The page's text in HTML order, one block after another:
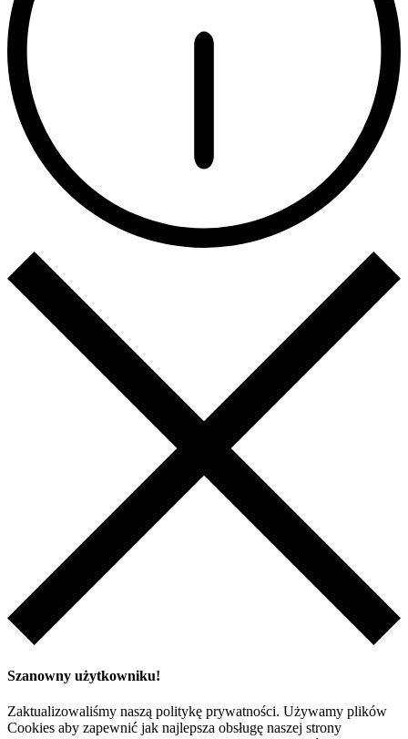
Szanowny użytkowniku!
Zaktualizowaliśmy naszą politykę prywatności. Używamy plików
Cookies aby zapewnić jak najlepsza obsługę naszej strony